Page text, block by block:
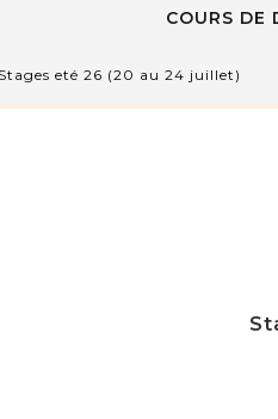
COURS DE
essayez de visualiser
stages eté 26 (20 au 24 juillet)